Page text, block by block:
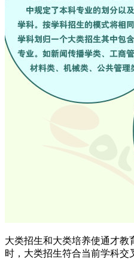
大类招生和大类培养使通才教
时，大类招生符合当前学科交